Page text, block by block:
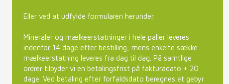
Eller ved at udfylde formularen herunder.​
Mineraler og mælkeerstatninger i hele paller leveres
indenfor 14 dage efter bestilling, mens enkelte sække
mælkeerstatning leveres fra dag til dag. På samtlige
ordrer tilbyder vi en betalingsfrist på fakturadato + 20
dage. Ved betaling efter forfaldsdato beregnes et gebyr